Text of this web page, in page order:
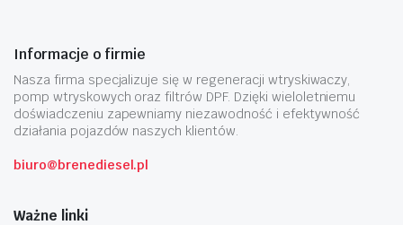
Informacje o firmie
Nasza firma specjalizuje się w regeneracji wtryskiwaczy,
pomp wtryskowych oraz filtrów DPF. Dzięki wieloletniemu
doświadczeniu zapewniamy niezawodność i efektywność
działania pojazdów naszych klientów.
biuro@brenediesel.pl
Ważne linki